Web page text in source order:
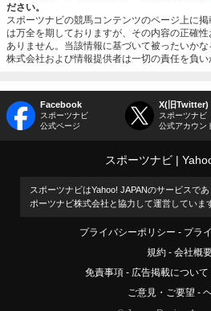
ださい。
スポーツナビの競馬コンテンツのページ上に
は万全を期しておりますが、その内容の正確
ありません。当該情報に基づいて被ったいか
株式会社および情報提供者は一切の責任を負い
Facebook
スポーツナビ
公式ページ
X(旧Twitter)
スポーツナビ
公式アカウン
スポーツナビ
スポーツナビはYahoo! JAPANのサービスで
ポーツナビ株式会社と協力して運営していま
プライバシーポリシー
プラ
規約
会社概
免責事項
広告掲載について
ご意見・ご要望